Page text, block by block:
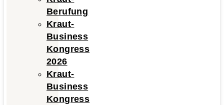
Berufung
Kraut-
Business
Kongress
2026
Kraut-
Business
Kongress